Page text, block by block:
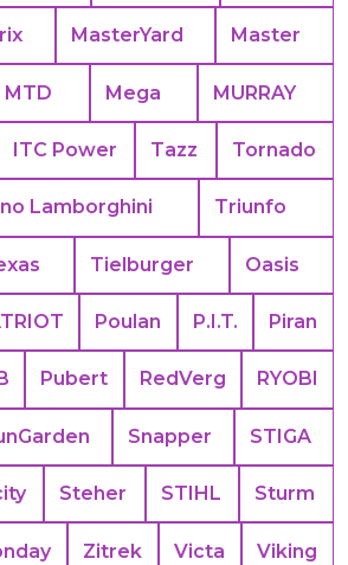
MasterYard Master
MTD Mega MURRAY
ITC Power Tazz Tornado
Lamborghini Triunfo
Tielburger Oasis
Poulan P.I.T. Piran
Pubert RedVerg RYOBI
Snapper STIGA
Steher STIHL Sturm
Zitrek Victa Viking